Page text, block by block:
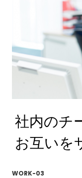
社内のチ
お互いを
WORK-03